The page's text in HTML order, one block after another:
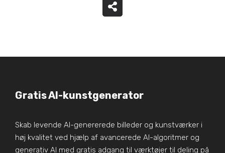
Gratis AI-kunstgenerator
Skab levende AI-genererede billeder og kunstværker i
høj kvalitet ved hjælp af avancerede AI-algoritmer og
generativ AI med gratis adgang til værktøjer til deling på